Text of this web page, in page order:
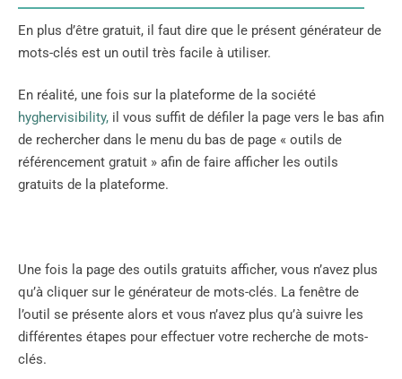
En plus d’être gratuit, il faut dire que le présent générateur de
mots-clés est un outil très facile à utiliser.
En réalité, une fois sur la plateforme de la société
hyghervisibility, il vous suffit de défiler la page vers le bas afin
de rechercher dans le menu du bas de page « outils de
référencement gratuit » afin de faire afficher les outils
gratuits de la plateforme.
Une fois la page des outils gratuits afficher, vous n’avez plus
qu’à cliquer sur le générateur de mots-clés. La fenêtre de
l’outil se présente alors et vous n’avez plus qu’à suivre les
différentes étapes pour effectuer votre recherche de mots-
clés.